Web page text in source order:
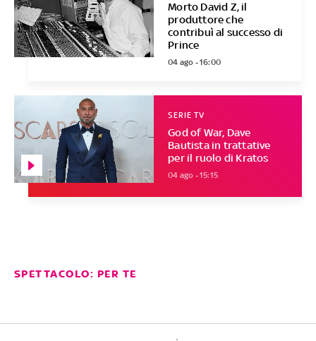
Morto David Z, il
produttore che
contribuì al successo di
Prince
04 ago - 16:00
God of War, Dave
Bautista in trattative
per il ruolo di Kratos
SERIE TV
04 ago - 15:15
SPETTACOLO: PER TE